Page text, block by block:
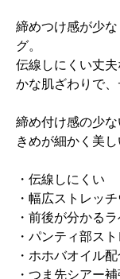
締めつけ感が少
グ。
伝線しにくい丈
かな肌ざわりで、
締め付け感の少な
きめが細かく美
・伝線しにくい
・幅広ストレッ
・前後が分かる
・パンティ部ス
・ホホバオイル配
・つま先シアー補